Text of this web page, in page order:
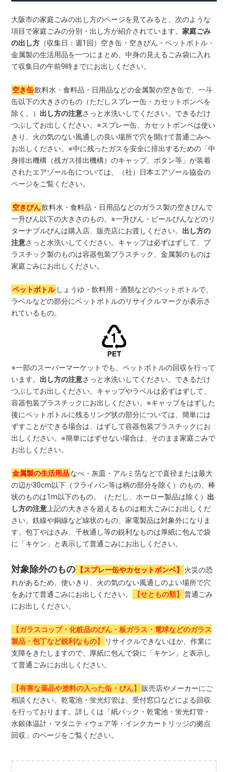
大阪市の家庭ごみの出し方のページを見てみると、次のような
項目で家庭ごみの分別・出し方が紹介されています。家庭ごみ
の出し方 （収集日：週1回）空き缶・空きびん・ペットボトル・
金属製の生活用品を一つにまとめ、中身の見えるごみ袋に入れ
て収集日の午前9時までにお出しください。
空き缶飲料水・食料品・日用品などの金属製の空き缶で、一斗
缶以下の大きさのもの（ただしスプレー缶・カセットボンベを
除く。） 出し方の注意さっと水洗いしてください。できるだけ
つぶしてお出しください。※スプレー缶、カセットボンベは使い
きり、火の気のない風通しの良い場所で穴を開けて普通ごみへ
お出しください。※中に残ったガスを安全に排出するための「中
身排出機構（残ガス排出機構）のキャップ、ボタン等」が装着
されたエアゾール缶については、（社）日本エアゾール協会の
ページをご覧ください。
空きびん飲料水・食料品・日用品などのガラス製の空きびんで
一升びん以下の大きさのもの。※一升びん・ビールびんなどのリ
ターナブルびんは購入店、販売店にお渡しください。 出し方の
注意さっと水洗いしてください。キャップは必ずはずして、プ
ラスチック製のものは容器包装プラスチック、金属製のものは
家庭ごみにお出しください。
ペットボトル しょうゆ・飲料用・酒類などのペットボトルで、
ラベルなどの部分にペットボトルのリサイクルマークが表示さ
れているもの。
※一部のスーパーマーケットでも、ペットボトルの回収を行って
います。 出し方の注意さっと水洗いしてください。できるだけ
つぶしてお出しください。キャップやラベルは必ずはずして、
容器包装プラスチックにお出しください。※キャップをはずした
後にペットボトルに残るリング状の部分については、簡単には
ずすことができる場合は、はずして容器包装プラスチックにお
出しください。※簡単にはずせない場合は、そのまま家庭ごみで
お出しください。
金属製の生活用品なべ・灰皿・アルミ箔などで直径または最大
の辺が30cm以下（フライパン等は柄の部分を除く）のもの、棒
状のものは1m以下のもの。（ただし、ホーロー製品は除く） 出
し方の注意 上記の大きさを超えるものは粗大ごみにお出しくだ
さい。鉄線や銅線など線状のもの、家電製品は対象外になりま
す。包丁やはさみ、千枚通し等の鋭利なものは厚紙に包んで袋
に「キケン」と表示して普通ごみにお出しください。
対象除外のもの 【スプレー缶やカセットボンベ】
火災の恐
れがあるため、使いきり、火の気のない風通しのよい場所で穴
をあけて普通ごみにお出しください。
【せともの類】
普通ごみ
にお出しください。
【ガラスコップ・化粧品のびん・板ガラス・電球などのガラス
製品・包丁など鋭利なもの】
リサイクルできないほか、作業に
支障をきたしますので、厚紙に包んで袋に「キケン」と表示し
て普通ごみにお出しください。
【有害な薬品や塗料の入った缶・びん】
販売店やメーカーにご
相談ください。乾電池・蛍光灯管は、受付窓口などによる回収
を行っております。詳しくは「紙パック・乾電池・蛍光灯管・
水銀体温計・マタニティウェア等・インクカートリッジの拠点
回収」のページをご覧ください。